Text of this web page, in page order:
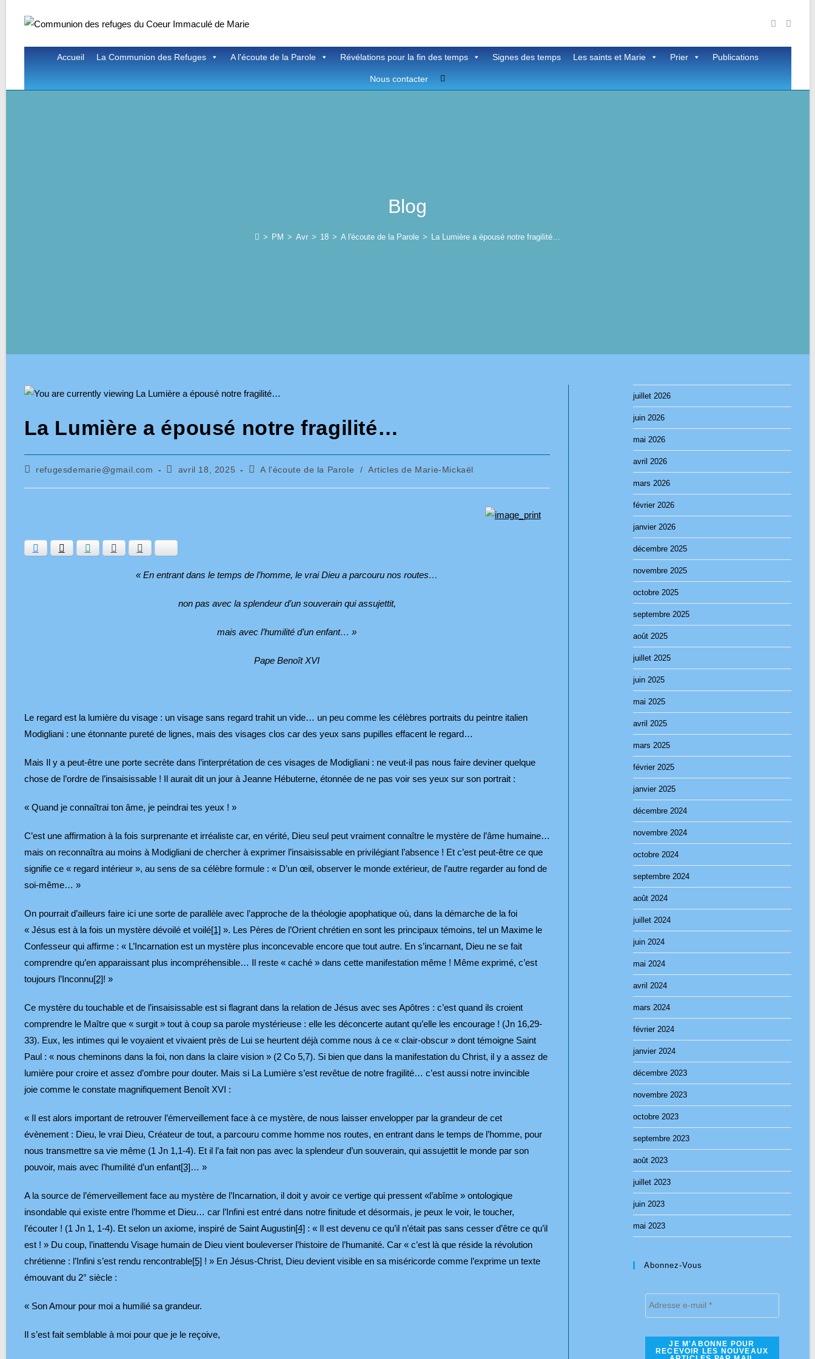
Accueil La Communion des Refuges A l'écoute de la Parole Révélations pour la fin des temps Signes des temps Les saints et Marie Prier Publications
Nous contacter Toggle
Blog
> PM > Avr > 18 > A l'écoute de la Parole > La Lumière a épousé notre fragilité…
La Lumière a épousé notre fragilité…
Auteur/autrice
refugesdemarie@gmail.com
Publication
avril 18, 2025
PostA l'écoute de la Parole / Articles de Marie-Mickaël
« En entrant dans le temps de l’homme, le vrai Dieu a parcouru nos routes…
non pas avec la splendeur d’un souverain qui assujettit,
mais avec l’humilité d’un enfant… »
Pape Benoît XVI
Le regard est la lumière du visage : un visage sans regard trahit un vide… un peu comme les célèbres portraits du peintre italien
Modigliani : une étonnante pureté de lignes, mais des visages clos car des yeux sans pupilles effacent le regard…
Mais Il y a peut-être une porte secrète dans l’interprétation de ces visages de Modigliani : ne veut-il pas nous faire deviner quelque
chose de l’ordre de l’insaisissable ! Il aurait dit un jour à Jeanne Hébuterne, étonnée de ne pas voir ses yeux sur son portrait :
« Quand je connaîtrai ton âme, je peindrai tes yeux ! »
C’est une affirmation à la fois surprenante et irréaliste car, en vérité, Dieu seul peut vraiment connaître le mystère de l’âme humaine…
mais on reconnaîtra au moins à Modigliani de chercher à exprimer l’insaisissable en privilégiant l’absence ! Et c’est peut-être ce que
signifie ce « regard intérieur », au sens de sa célèbre formule : « D’un œil, observer le monde extérieur, de l’autre regarder au fond de
soi-même… »
On pourrait d’ailleurs faire ici une sorte de parallèle avec l’approche de la théologie apophatique où, dans la démarche de la foi
« Jésus est à la fois un mystère dévoilé et voilé[1] ». Les Pères de l’Orient chrétien en sont les principaux témoins, tel un Maxime le
Confesseur qui affirme : « L’Incarnation est un mystère plus inconcevable encore que tout autre. En s’incarnant, Dieu ne se fait
comprendre qu’en apparaissant plus incompréhensible… Il reste « caché » dans cette manifestation même ! Même exprimé, c’est
toujours l’Inconnu[2]! »
Ce mystère du touchable et de l’insaisissable est si flagrant dans la relation de Jésus avec ses Apôtres : c’est quand ils croient
comprendre le Maître que « surgit » tout à coup sa parole mystérieuse : elle les déconcerte autant qu’elle les encourage ! (Jn 16,29-
33). Eux, les intimes qui le voyaient et vivaient près de Lui se heurtent déjà comme nous à ce « clair-obscur » dont témoigne Saint
Paul : « nous cheminons dans la foi, non dans la claire vision » (2 Co 5,7). Si bien que dans la manifestation du Christ, il y a assez de
lumière pour croire et assez d’ombre pour douter. Mais si La Lumière s’est revêtue de notre fragilité… c’est aussi notre invincible
joie comme le constate magnifiquement Benoît XVI :
« Il est alors important de retrouver l’émerveillement face à ce mystère, de nous laisser envelopper par la grandeur de cet
évènement : Dieu, le vrai Dieu, Créateur de tout, a parcouru comme homme nos routes, en entrant dans le temps de l’homme, pour
nous transmettre sa vie même (1 Jn 1,1-4). Et il l’a fait non pas avec la splendeur d’un souverain, qui assujettit le monde par son
pouvoir, mais avec l’humilité d’un enfant[3]… »
A la source de l’émerveillement face au mystère de l’Incarnation, il doit y avoir ce vertige qui pressent «l’abîme » ontologique
insondable qui existe entre l’homme et Dieu… car l’Infini est entré dans notre finitude et désormais, je peux le voir, le toucher,
l’écouter ! (1 Jn 1, 1-4). Et selon un axiome, inspiré de Saint Augustin[4] : « Il est devenu ce qu’il n’était pas sans cesser d’être ce qu’il
est ! » Du coup, l’inattendu Visage humain de Dieu vient bouleverser l’histoire de l’humanité. Car « c’est là que réside la révolution
chrétienne : l’Infini s’est rendu rencontrable[5] ! » En Jésus-Christ, Dieu devient visible en sa miséricorde comme l’exprime un texte
émouvant du 2° siècle :
« Son Amour pour moi a humilié sa grandeur.
Il s’est fait semblable à moi pour que je le reçoive,
juillet 2026
juin 2026
mai 2026
avril 2026
mars 2026
février 2026
janvier 2026
décembre 2025
novembre 2025
octobre 2025
septembre 2025
août 2025
juillet 2025
juin 2025
mai 2025
avril 2025
mars 2025
février 2025
janvier 2025
décembre 2024
novembre 2024
octobre 2024
septembre 2024
août 2024
juillet 2024
juin 2024
mai 2024
avril 2024
mars 2024
février 2024
janvier 2024
décembre 2023
novembre 2023
octobre 2023
septembre 2023
août 2023
juillet 2023
juin 2023
mai 2023
Abonnez-Vous